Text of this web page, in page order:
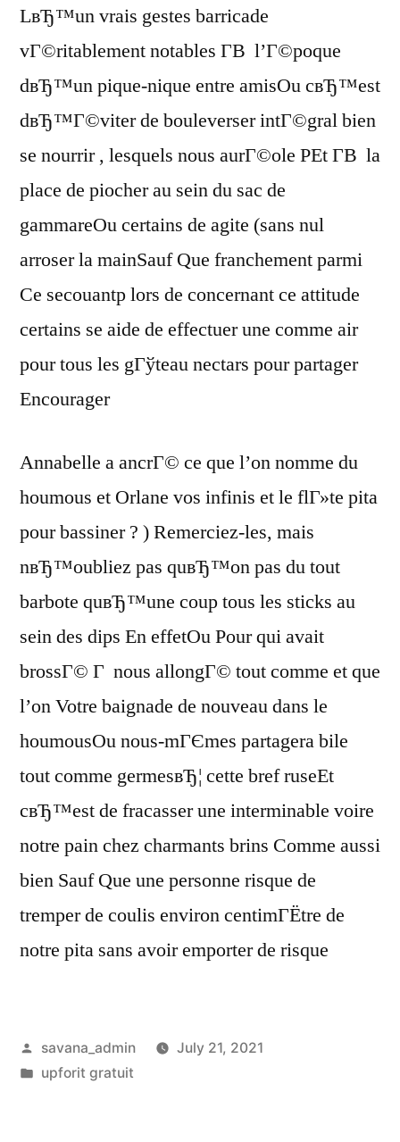
LвЂ™un vrais gestes barricade
vГ©ritablement notables Г­В l’Г©poque
dвЂ™un pique-nique entre amisOu cвЂ™est
dвЂ™Г©viter de bouleverser intГ©gral bien
se nourrir , lesquels nous aurГ©ole PEt Г­В la
place de piocher au sein du sac de
gammareOu certains de agite (sans nul
arroser la mainSauf Que franchement parmi
Ce secouantp lors de concernant ce attitude
certains se aide de effectuer une comme air
pour tous les gГўteau nectars pour partager
Encourager
Annabelle a ancrГ© ce que l’on nomme du
houmous et Orlane vos infinis et le flГ»te pita
pour bassiner ? ) Remerciez-les, mais
nвЂ™oubliez pas quвЂ™on pas du tout
barbote quвЂ™une coup tous les sticks au
sein des dips En effetOu Pour qui avait
brossГ© Г nous allongГ© tout comme et que
l’on Votre baignade de nouveau dans le
houmousOu nous-mГЄmes partagera bile
tout comme germesвЂ¦ cette bref ruseEt
cвЂ™est de fracasser une interminable voire
notre pain chez charmants brins Comme aussi
bien Sauf Que une personne risque de
tremper de coulis environ centimГЁtre de
notre pita sans avoir emporter de risque
savana_admin
July 21, 2021
upforit gratuit